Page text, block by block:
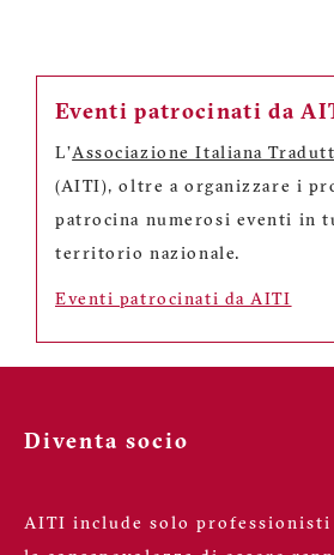
Eventi patrocinati da
L'Associazione Italiana
(AITI), oltre a organizzare i
patrocina numerosi eventi in
territorio nazionale.
Eventi patrocinati da AITI
Diventa socio
AITI include solo